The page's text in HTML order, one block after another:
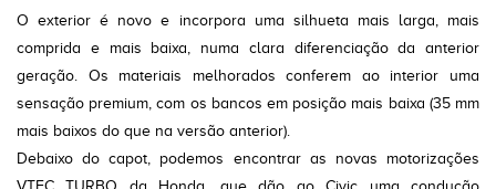
O exterior é novo e incorpora uma silhueta mais larga, mais
comprida e mais baixa, numa clara diferenciação da anterior
geração. Os materiais melhorados conferem ao interior uma
sensação premium, com os bancos em posição mais baixa (35 mm
mais baixos do que na versão anterior).
Debaixo do capot, podemos encontrar as novas motorizações